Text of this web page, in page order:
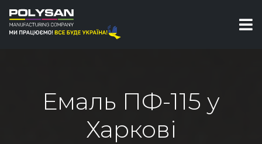
Емаль ПФ-115 у
Харкові